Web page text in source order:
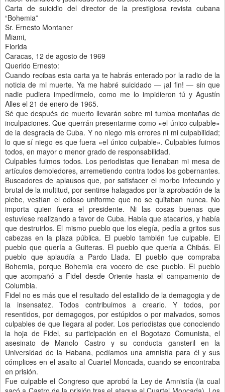
Carta de suicidio del director de la prestigiosa revista cubana
“Bohemia”
Sr. Ernesto Montaner
Miami,
Florida
Caracas, 12 de agosto de 1969
Querido Ernesto:
Cuando recibas esta carta ya te habrás enterado por la radio de la
noticia de mi muerte. Ya me habré suicidado — ¡al fin! — sin que
nadie pudiera impedírmelo, como me lo impidieron tú y Agustín
Alles el 21 de enero de 1965.
Sé que después de muerto llevarán sobre mi tumba montañas de
inculpaciones. Que querrán presentarme como «el único culpable»
de la desgracia de Cuba. Y no niego mis errores ni mi culpabilidad;
lo que sí niego es que fuera «el único culpable». Culpables fuimos
todos, en mayor o menor grado de responsabilidad.
Culpables fuimos todos. Los periodistas que llenaban mi mesa de
artículos demoledores, arremetiendo contra todos los gobernantes.
Buscadores de aplausos que, por satisfacer el morbo infecundo y
brutal de la multitud, por sentirse halagados por la aprobación de la
plebe, vestían el odioso uniforme que no se quitaban nunca. No
importa quien fuera el presidente. Ni las cosas buenas que
estuviese realizando a favor de Cuba. Había que atacarlos, y había
que destruirlos. El mismo pueblo que los elegía, pedía a gritos sus
cabezas en la plaza pública. El pueblo también fue culpable. El
pueblo que quería a Guiteras. El pueblo que quería a Chibás. El
pueblo que aplaudía a Pardo Llada. El pueblo que compraba
Bohemia, porque Bohemia era vocero de ese pueblo. El pueblo
que acompañó a Fidel desde Oriente hasta el campamento de
Columbia.
Fidel no es más que el resultado del estallido de la demagogia y de
la insensatez. Todos contribuimos a crearlo. Y todos, por
resentidos, por demagogos, por estúpidos o por malvados, somos
culpables de que llegara al poder. Los periodistas que conociendo
la hoja de Fidel, su participación en el Bogotazo Comunista, el
asesinato de Manolo Castro y su conducta gansteril en la
Universidad de la Habana, pedíamos una amnistía para él y sus
cómplices en el asalto al Cuartel Moncada, cuando se encontraba
en prisión.
Fue culpable el Congreso que aprobó la Ley de Amnistía (la cual